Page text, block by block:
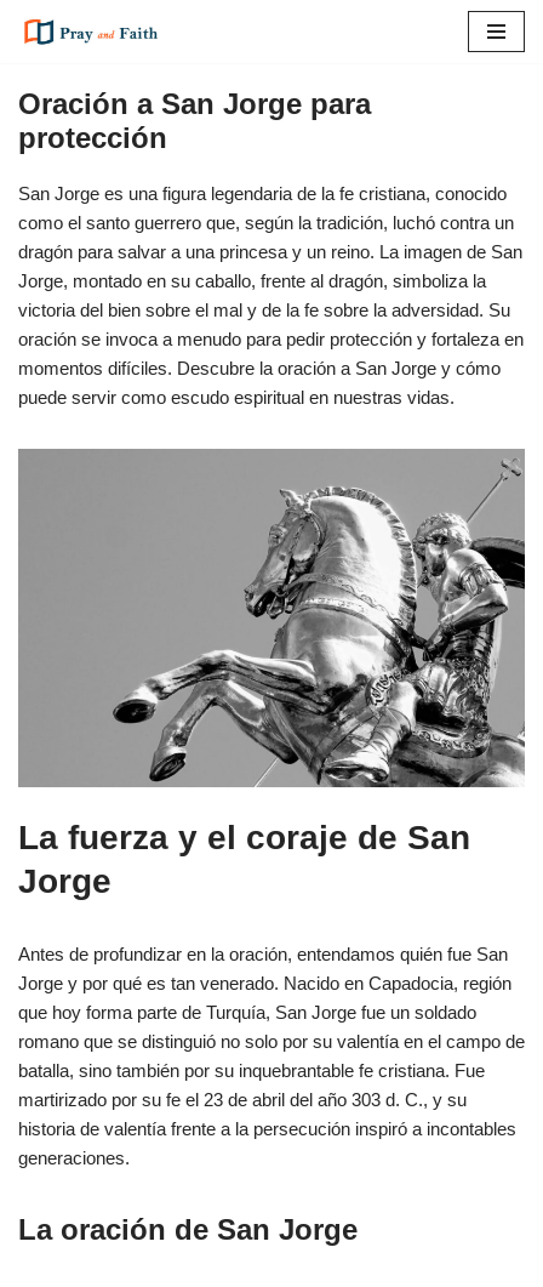
al
Oración a San Jorge para
protección
San Jorge es una figura legendaria de la fe cristiana, conocido
como el santo guerrero que, según la tradición, luchó contra un
dragón para salvar a una princesa y un reino. La imagen de San
Jorge, montado en su caballo, frente al dragón, simboliza la
victoria del bien sobre el mal y de la fe sobre la adversidad. Su
oración se invoca a menudo para pedir protección y fortaleza en
momentos difíciles. Descubre la oración a San Jorge y cómo
puede servir como escudo espiritual en nuestras vidas.
La fuerza y el coraje de San
Jorge
Antes de profundizar en la oración, entendamos quién fue San
Jorge y por qué es tan venerado. Nacido en Capadocia, región
que hoy forma parte de Turquía, San Jorge fue un soldado
romano que se distinguió no solo por su valentía en el campo de
batalla, sino también por su inquebrantable fe cristiana. Fue
martirizado por su fe el 23 de abril del año 303 d. C., y su
historia de valentía frente a la persecución inspiró a incontables
generaciones.
La oración de San Jorge